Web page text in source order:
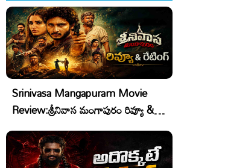
Srinivasa Mangapuram Movie
Review:శ్రీనివాస మంగాపురం రివ్యూ &
రేటింగ్